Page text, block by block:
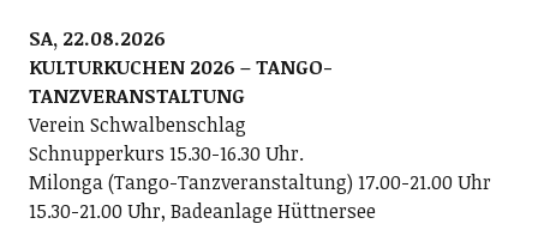
SA, 22.08.2026
KULTURKUCHEN 2026 – TANGO-
TANZVERANSTALTUNG
Verein Schwalbenschlag
Schnupperkurs 15.30-16.30 Uhr.
Milonga (Tango-Tanzveranstaltung) 17.00-21.00 Uhr
15.30-21.00 Uhr, Badeanlage Hüttnersee